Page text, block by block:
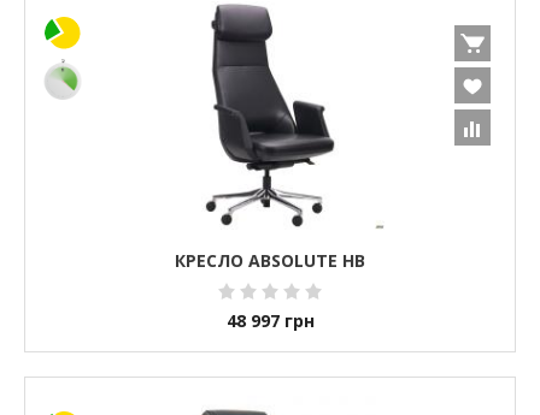
КРЕСЛО ABSOLUTE HB
48 997 грн